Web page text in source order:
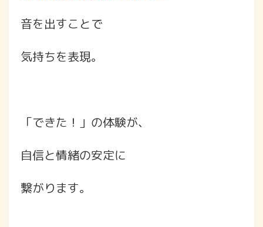
音を出すことで
気持ちを表現。
「できた！」の体験が、
自信と情緒の安定に
繋がります。